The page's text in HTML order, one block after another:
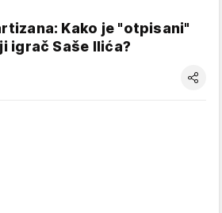
Kako je "otpisani"
igrač Saše Ilića?